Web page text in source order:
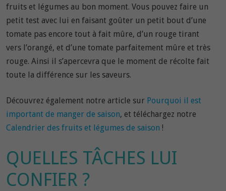
fruits et légumes au bon moment. Vous pouvez faire un
petit test avec lui en faisant goûter un petit bout d’une
tomate pas encore tout à fait mûre, d’un rouge tirant
vers l’orangé, et d’une tomate parfaitement mûre et très
rouge. Ainsi il s’apercevra que le moment de récolte fait
toute la différence sur les saveurs.
Découvrez également notre article sur Pourquoi il est
important de manger de saison, et téléchargez notre
Calendrier des fruits et légumes de saison !
QUELLES TÂCHES LUI
CONFIER ?